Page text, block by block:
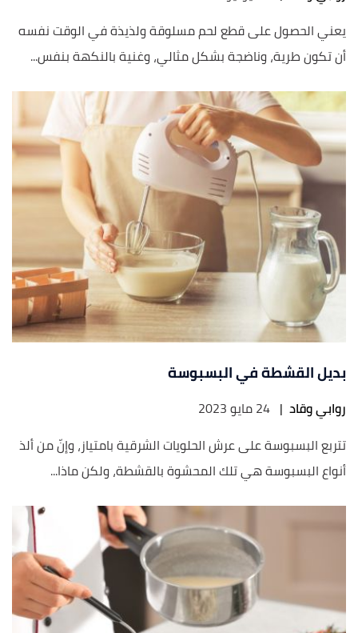
يعني الحصول على قطع لحم مسلوقة ولذيذة في الوقت نفسه
أن تكون طرية، وناضجة بشكل مثالي، وغنية بالنكهة بنفس...
بديل القشطة في البسبوسة
روابي وقاد | 24 مايو 2023
تتربع البسبوسة على عرش الحلويات الشرقية بامتياز، وإنّ من ألذ
أنواع البسبوسة هي تلك المحشوة بالقشطة، ولكن ماذا...